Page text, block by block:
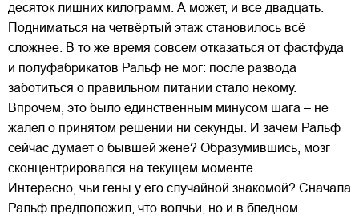
десяток лишних килограмм. А может, и все двадцать.
Подниматься на четвёртый этаж становилось всё
сложнее. В то же время совсем отказаться от фастфуда
и полуфабрикатов Ральф не мог: после развода
заботиться о правильном питании стало некому.
Впрочем, это было единственным минусом шага – не
жалел о принятом решении ни секунды. И зачем Ральф
сейчас думает о бывшей жене? Образумившись, мозг
сконцентрировался на текущем моменте.
Интересно, чьи гены у его случайной знакомой? Сначала
Ральф предположил, что волчьи, но и в бледном